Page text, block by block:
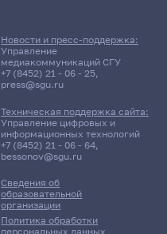
Сведения об
образовательной
организации
Политика обработки
персональных данных
Новости и пресс-поддержка:
Управление
медиакоммуникаций СГУ
+7 (8452) 21 - 06 - 25,
press@sgu.ru
Техническая поддержка сайта:
Управление цифровых и
информационных технологий
+7 (8452) 21 - 06 - 64,
bessonov@sgu.ru